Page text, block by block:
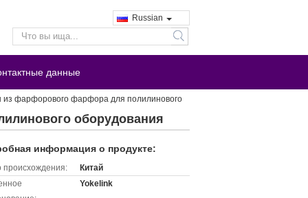
Russian
search
данные
из фарфорового фарфора для полилинового
оборудования
информация о продукте:
происхождения:
Китай
Yokelink